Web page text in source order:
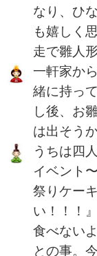
なり、ひ
も嬉しく
走で雛人
一軒家か
緒に持っ
し後、お
は出そう
うちは四
イベント
祭りケー
い！！！
食べない
との事。